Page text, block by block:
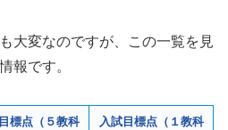
大変なのですが、この一覧を見
報です。
標点（５教科
入試目標点（１教科